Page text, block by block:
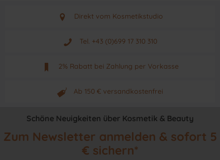
Direkt vom Kosmetikstudio
Aus Graz - Österreich
Tel. +43 (0)699 17 310 310
Mo - Fr. von 9 - 17 Uhr
2% Rabatt bei Zahlung per Vorkasse
Neuwertiges & aktuelles Produkt
Ab 150 € versandkostenfrei
Originalprodukt vom Hersteller
Schöne Neuigkeiten über Kosmetik & Beauty
Zum Newsletter anmelden & sofort 5
€ sichern*